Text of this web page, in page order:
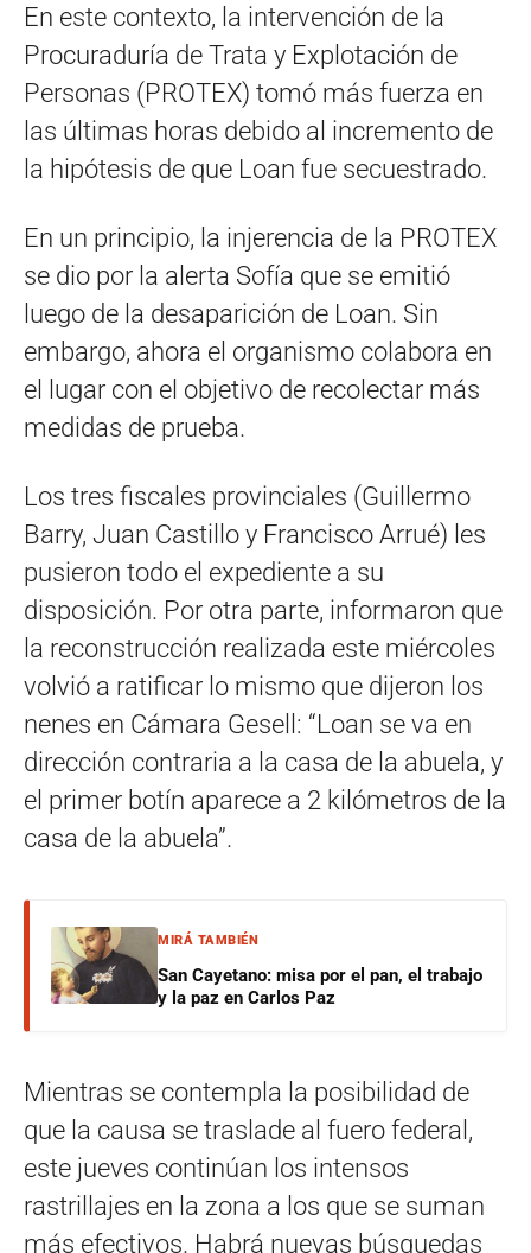
En este contexto, la intervención de la
Procuraduría de Trata y Explotación de
Personas (PROTEX) tomó más fuerza en
las últimas horas debido al incremento de
la hipótesis de que Loan fue secuestrado.
En un principio, la injerencia de la PROTEX
se dio por la alerta Sofía que se emitió
luego de la desaparición de Loan. Sin
embargo, ahora el organismo colabora en
el lugar con el objetivo de recolectar más
medidas de prueba.
Los tres fiscales provinciales (Guillermo
Barry, Juan Castillo y Francisco Arrué) les
pusieron todo el expediente a su
disposición. Por otra parte, informaron que
la reconstrucción realizada este miércoles
volvió a ratificar lo mismo que dijeron los
nenes en Cámara Gesell: “Loan se va en
dirección contraria a la casa de la abuela, y
el primer botín aparece a 2 kilómetros de la
casa de la abuela”.
MIRÁ TAMBIÉN
San Cayetano: misa por el pan, el trabajo
y la paz en Carlos Paz
Mientras se contempla la posibilidad de
que la causa se traslade al fuero federal,
este jueves continúan los intensos
rastrillajes en la zona a los que se suman
más efectivos. Habrá nuevas búsquedas